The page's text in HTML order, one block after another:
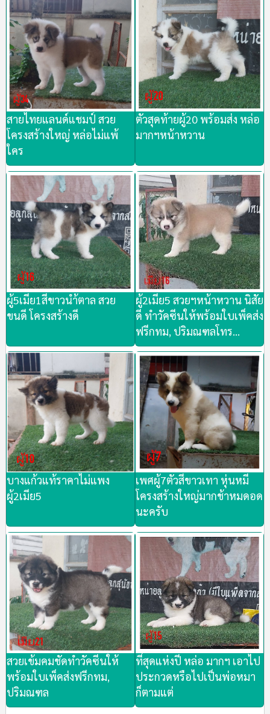
สายไทยแลนด์​แชมป์​ สวย​
โครงสร้าง​ใหญ่​ หล่อไม่แพ้
ใคร
ตัวสุดท้าย​ผู้20 พร้อมส่ง​ หล่อ
มากฯหน้าหวาน
ผู้​5เมีย1สีขาวนำ้ตาล​ สวย​
ขนดี​ โครงสร้างดี
ผู้2เมีย5 สวยฯหน้าหวาน​ นิสัย
ดี​ ทำวัคซีน​ให้​พร้อม​ใบเพ็​ค​ส่ง​
ฟรี​กทม, ปริมณฑล​โทร​
0845442180​
บางแก้วแท้ราคาไม่แพง
ผู้2เมีย5
เพศผู้7ตัวสีขาวเทา​ หุ่นหมี​
โครงสร้างใหญ่มากช้าหมดอด
นะครับ
สวยเข้มคมชัดทำวัคซีน​ให้​
พร้อม​ใบเพ็​ค​ส่ง​ฟรี​กทม,
ปริมณฑล​
ที่สุดแห่งปี​ หล่อ​ มากฯ​ เอาไป
ประกวดหรือไปเป็นพ่อหมา
ก็ตามแต่